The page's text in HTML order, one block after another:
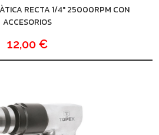
RECTA 1/4" 25000RPM CON
ACCESORIOS
12,00 €